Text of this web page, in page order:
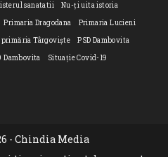
sanatatii
Nu-ți uita istoria
Primaria Dragodana
Primaria Lucieni
primăria Târgoviște
PSD Dambovita
Dambovita
Situație Covid-19
- Chindia Media